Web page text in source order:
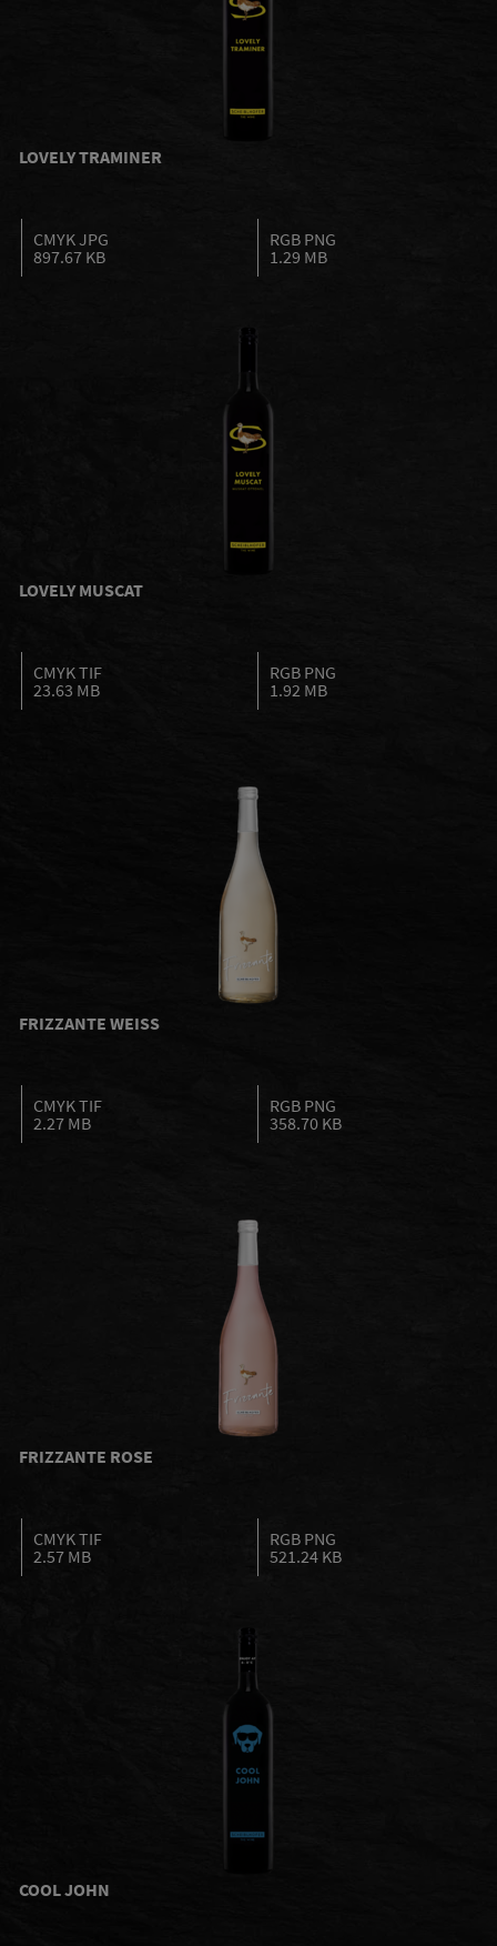
LOVELY TRAMINER
CMYK JPG
897.67 KB
RGB PNG
1.29 MB
LOVELY MUSCAT
CMYK TIF
23.63 MB
RGB PNG
1.92 MB
FRIZZANTE WEISS
CMYK TIF
2.27 MB
RGB PNG
358.70 KB
FRIZZANTE ROSE
CMYK TIF
2.57 MB
RGB PNG
521.24 KB
COOL JOHN